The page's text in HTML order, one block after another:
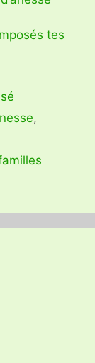
tes
,